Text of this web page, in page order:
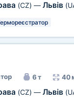
(CZ) — Львів
6 т 40
(CZ) — Львів